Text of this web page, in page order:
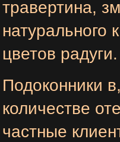
травертина,
натурального
цветов радуги.
Подоконники
количестве
частные